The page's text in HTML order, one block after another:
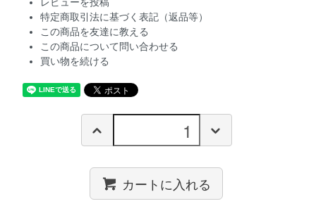
レビューを投稿
特定商取引法に基づく表記（返品等）
この商品を友達に教える
この商品について問い合わせる
買い物を続ける
カートに入れる